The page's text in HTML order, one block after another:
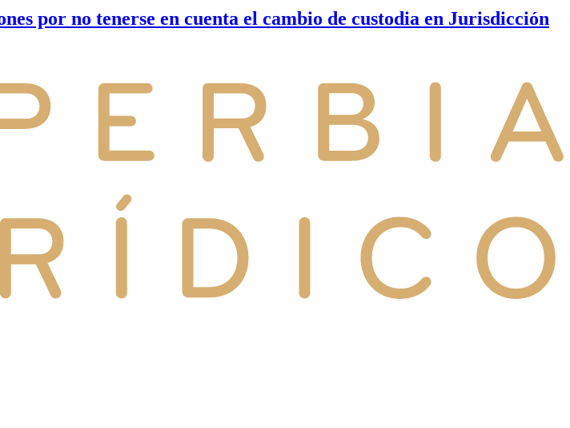
por no tenerse en cuenta el cambio de custodia en Jurisdicción